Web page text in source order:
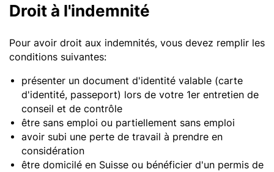
Droit à l'indemnité
Pour avoir droit aux indemnités, vous devez remplir les
conditions suivantes:
présenter un document d'identité valable (carte
d'identité, passeport) lors de votre 1er entretien de
conseil et de contrôle
être sans emploi ou partiellement sans emploi
avoir subi une perte de travail à prendre en
considération
être domicilé en Suisse ou bénéficier d'un permis de